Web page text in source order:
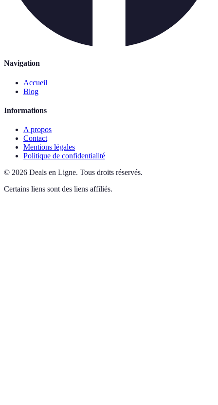
Navigation
Accueil
Blog
Informations
A propos
Contact
Mentions légales
Politique de confidentialité
© 2026 Deals en Ligne. Tous droits réservés.
Certains liens sont des liens affiliés.